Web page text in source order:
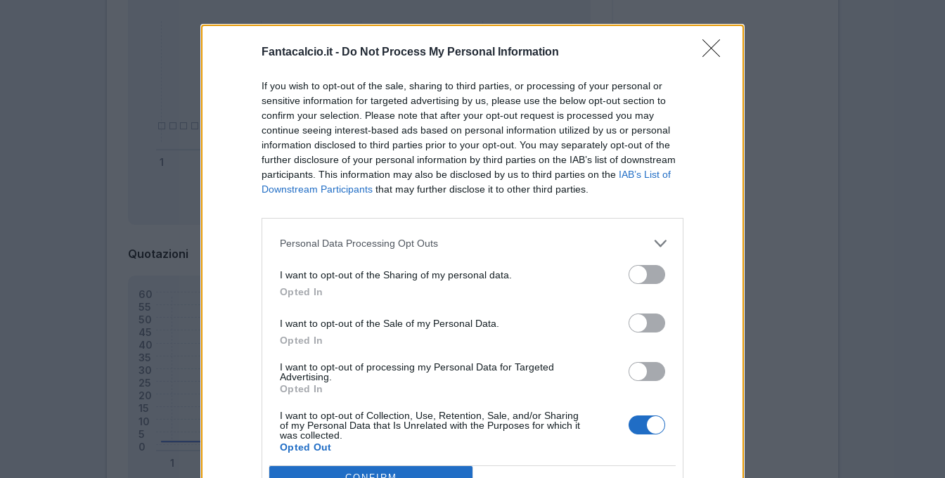
Fantacalcio.it - Do Not Process My Personal Information
If you wish to opt-out of the sale, sharing to third parties, or processing of your personal or
sensitive information for targeted advertising by us, please use the below opt-out section to
confirm your selection. Please note that after your opt-out request is processed you may
continue seeing interest-based ads based on personal information utilized by us or personal
information disclosed to third parties prior to your opt-out. You may separately opt-out of the
further disclosure of your personal information by third parties on the IAB’s list of downstream
participants. This information may also be disclosed by us to third parties on the IAB’s List of
Downstream Participants that may further disclose it to other third parties.
Personal Data Processing Opt Outs
I want to opt-out of the Sharing of my personal data.
Opted In
I want to opt-out of the Sale of my Personal Data.
Opted In
I want to opt-out of processing my Personal Data for Targeted
Advertising.
Opted In
I want to opt-out of Collection, Use, Retention, Sale, and/or Sharing
of my Personal Data that Is Unrelated with the Purposes for which it
was collected.
Opted Out
Quotazioni